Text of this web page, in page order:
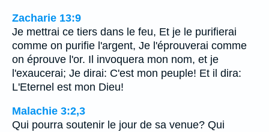
Zacharie 13:9
Je mettrai ce tiers dans le feu, Et je le purifierai
comme on purifie l'argent, Je l'éprouverai comme
on éprouve l'or. Il invoquera mon nom, et je
l'exaucerai; Je dirai: C'est mon peuple! Et il dira:
L'Eternel est mon Dieu!
Malachie 3:2,3
Qui pourra soutenir le jour de sa venue? Qui